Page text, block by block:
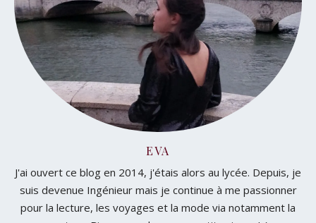
EVA
J'ai ouvert ce blog en 2014, j'étais alors au lycée. Depuis, je
suis devenue Ingénieur mais je continue à me passionner
pour la lecture, les voyages et la mode via notamment la